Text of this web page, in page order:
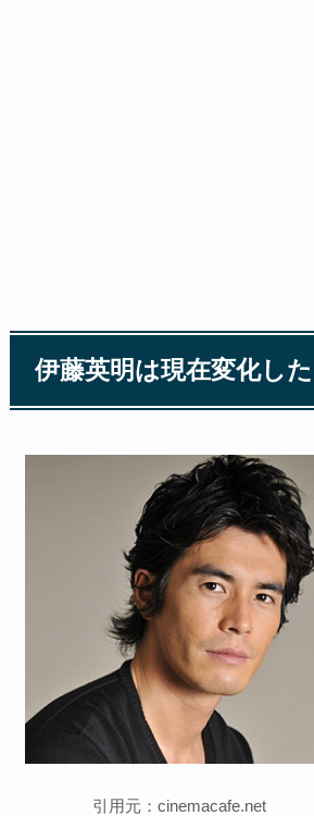
伊藤英明は現在変化した
引用元：cinemacafe.net